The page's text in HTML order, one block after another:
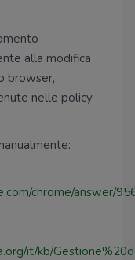
alla modifica
browser,
nelle policy
chrome/answer/
it/kb/